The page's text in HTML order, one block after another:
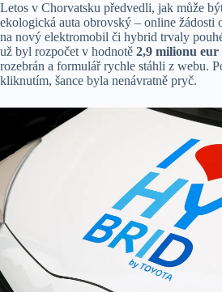
Letos v Chorvatsku předvedli, jak může
ekologická auta obrovský – online žádosti
na nový elektromobil či hybrid trvaly
už byl rozpočet v hodnotě 2,9 milionu eur
rozebrán a formulář rychle stáhli z webu.
kliknutím, šance byla nenávratně pryč.